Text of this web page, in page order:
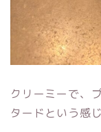
クリーミーで、
タードという感じ